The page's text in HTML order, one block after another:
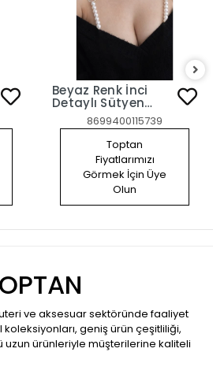
Beyaz Renk İnci
Detaylı Sütyen
Askısı8699400115739
Toptan
Fiyatlarımızı
Görmek İçin Üye
Olun
ve aksesuar sektöründe faaliyet
geniş ürün çeşitliliği,
uzun ürünleriyle müşterilerine kaliteli